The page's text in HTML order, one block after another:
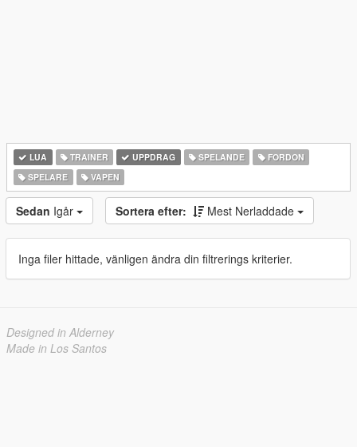
LUA TRAINER UPPDRAG SPELANDE
FORDON
SPELARE
VAPEN
Sedan Igår Sortera efter: Mest Nerladdade
Inga filer hittade, vänligen ändra din filtrerings kriterier.
Designed in Alderney
Made in Los Santos